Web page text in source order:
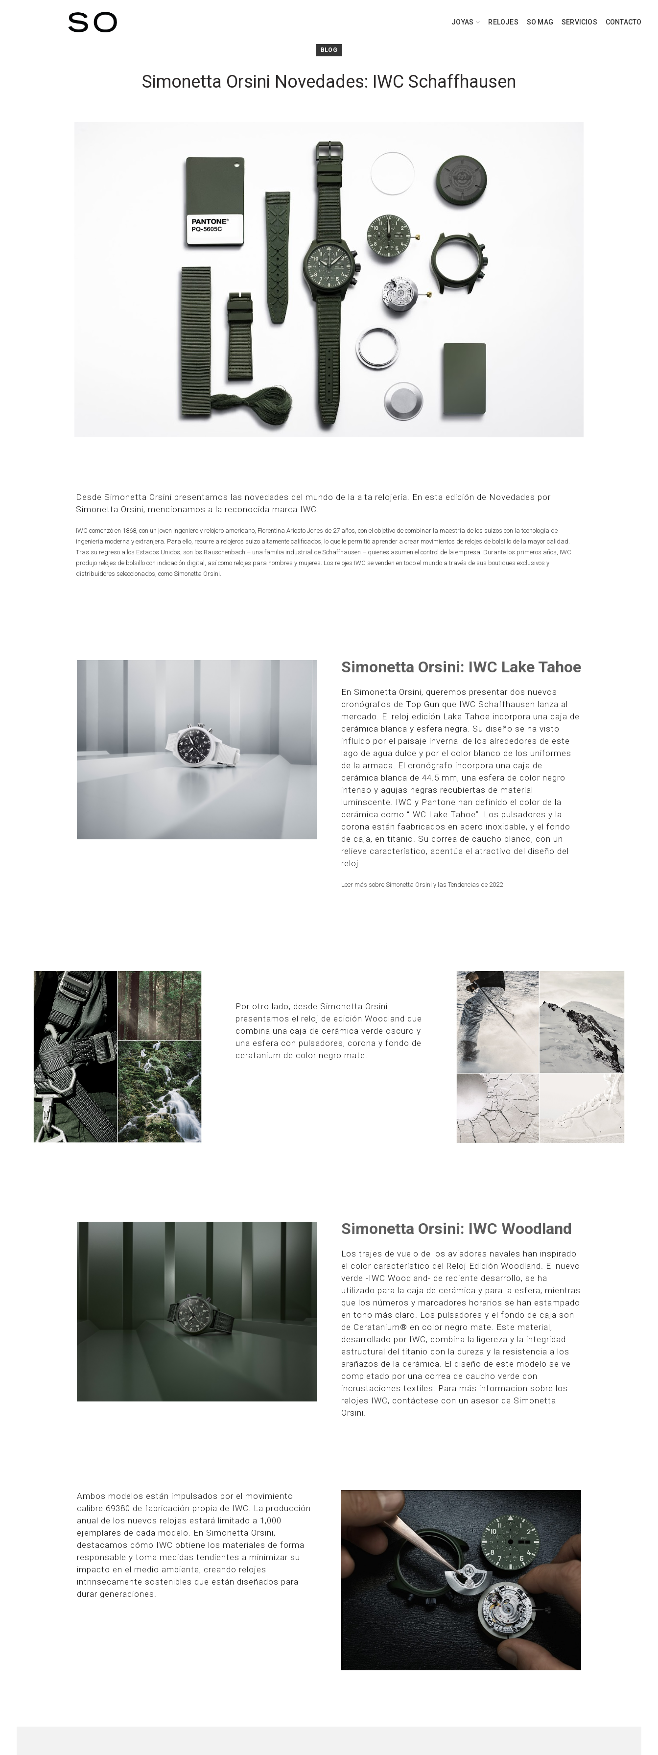
JOYAS RELOJES SO MAG SERVICIOS CONTACTO
BLOG
Simonetta Orsini Novedades: IWC Schaffhausen
Desde Simonetta Orsini presentamos las novedades del mundo de la alta relojería. En esta edición de Novedades por
Simonetta Orsini, mencionamos a la reconocida marca IWC.
IWC comenzó en 1868, con un joven ingeniero y relojero americano, Florentina Ariosto Jones de 27 años, con el objetivo de combinar la maestría de los suizos con la tecnología de
ingeniería moderna y extranjera. Para ello, recurre a relojeros suizo altamente calificados, lo que le permitió aprender a crear movimientos de relojes de bolsillo de la mayor calidad.
Tras su regreso a los Estados Unidos, son los Rauschenbach – una familia industrial de Schaffhausen – quienes asumen el control de la empresa. Durante los primeros años, IWC
produjo relojes de bolsillo con indicación digital, así como relojes para hombres y mujeres. Los relojes IWC se venden en todo el mundo a través de sus boutiques exclusivos y
distribuidores seleccionados, como Simonetta Orsini.
Simonetta Orsini: IWC Lake Tahoe
En Simonetta Orsini, queremos presentar dos nuevos
cronógrafos de Top Gun que IWC Schaffhausen lanza al
mercado. El reloj edición Lake Tahoe incorpora una caja de
cerámica blanca y esfera negra. Su diseño se ha visto
influido por el paisaje invernal de los alrededores de este
lago de agua dulce y por el color blanco de los uniformes
de la armada. El cronógrafo incorpora una caja de
cerámica blanca de 44.5 mm, una esfera de color negro
intenso y agujas negras recubiertas de material
luminscente. IWC y Pantone han definido el color de la
cerámica como “IWC Lake Tahoe”. Los pulsadores y la
corona están faabricados en acero inoxidable, y el fondo
de caja, en titanio. Su correa de caucho blanco, con un
relieve característico, acentúa el atractivo del diseño del
reloj.
Leer más sobre Simonetta Orsini y las Tendencias de 2022
Por otro lado, desde Simonetta Orsini
presentamos el reloj de edición Woodland que
combina una caja de cerámica verde oscuro y
una esfera con pulsadores, corona y fondo de
ceratanium de color negro mate.
Simonetta Orsini: IWC Woodland
Los trajes de vuelo de los aviadores navales han inspirado
el color característico del Reloj Edición Woodland. El nuevo
verde -IWC Woodland- de reciente desarrollo, se ha
utilizado para la caja de cerámica y para la esfera, mientras
que los números y marcadores horarios se han estampado
en tono más claro. Los pulsadores y el fondo de caja son
de Ceratanium® en color negro mate. Este material,
desarrollado por IWC, combina la ligereza y la integridad
estructural del titanio con la dureza y la resistencia a los
arañazos de la cerámica. El diseño de este modelo se ve
completado por una correa de caucho verde con
incrustaciones textiles. Para más informacion sobre los
relojes IWC, contáctese con un asesor de Simonetta
Orsini.
Ambos modelos están impulsados por el movimiento
calibre 69380 de fabricación propia de IWC. La producción
anual de los nuevos relojes estará limitado a 1,000
ejemplares de cada modelo. En Simonetta Orsini,
destacamos cómo IWC obtiene los materiales de forma
responsable y toma medidas tendientes a minimizar su
impacto en el medio ambiente, creando relojes
intrinsecamente sostenibles que están diseñados para
durar generaciones.